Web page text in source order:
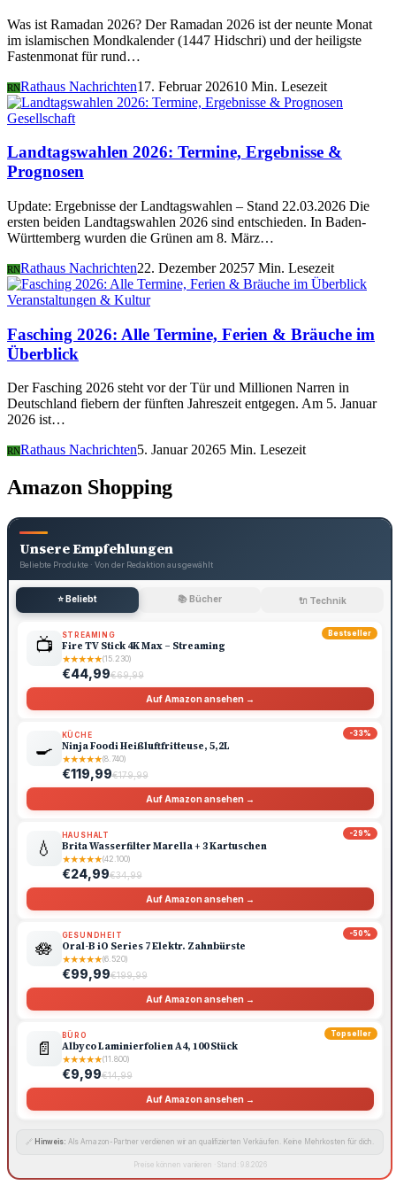
Was ist Ramadan 2026? Der Ramadan 2026 ist der neunte Monat
im islamischen Mondkalender (1447 Hidschri) und der heiligste
Fastenmonat für rund…
RNRathaus Nachrichten17. Februar 202610 Min. Lesezeit
Gesellschaft
Landtagswahlen 2026: Termine, Ergebnisse &
Prognosen
Update: Ergebnisse der Landtagswahlen – Stand 22.03.2026 Die
ersten beiden Landtagswahlen 2026 sind entschieden. In Baden-
Württemberg wurden die Grünen am 8. März…
RNRathaus Nachrichten22. Dezember 20257 Min. Lesezeit
Veranstaltungen & Kultur
Fasching 2026: Alle Termine, Ferien & Bräuche im
Überblick
Der Fasching 2026 steht vor der Tür und Millionen Narren in
Deutschland fiebern der fünften Jahreszeit entgegen. Am 5. Januar
2026 ist…
RNRathaus Nachrichten5. Januar 20265 Min. Lesezeit
Amazon Shopping
Unsere Empfehlungen
Beliebte Produkte · Von der Redaktion ausgewählt
⭐ Beliebt 📚 Bücher 🔌 Technik
Bestseller
📺 STREAMING
Fire TV Stick 4K Max – Streaming
★★★★★(15.230)
€44,99€69,99
Auf Amazon ansehen →
-33%
🍳
KÜCHE
Ninja Foodi Heißluftfritteuse, 5,2L
★★★★★(8.740)
€119,99€179,99
Auf Amazon ansehen →
-29%
💧
HAUSHALT
Brita Wasserfilter Marella + 3 Kartuschen
★★★★★(42.100)
€24,99€34,99
Auf Amazon ansehen →
-50%
🪷
GESUNDHEIT
Oral-B iO Series 7 Elektr. Zahnbürste
★★★★★(6.520)
€99,99€199,99
Auf Amazon ansehen →
Topseller
📄
BÜRO
Albyco Laminierfolien A4, 100 Stück
★★★★★(11.800)
€9,99€14,99
Auf Amazon ansehen →
🔗 Hinweis: Als Amazon-Partner verdienen wir an qualifizierten Verkäufen. Keine Mehrkosten für dich.
Preise können variieren · Stand: 9.8.2026